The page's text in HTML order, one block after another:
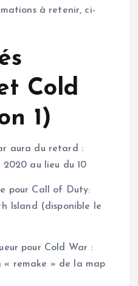
à retenir, ci-
Cold
1)
aura du retard :
au lieu du 10
pour Call of Duty:
Island (disponible le
pour Cold War :
« remake » de la map